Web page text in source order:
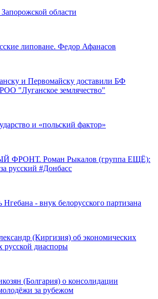
области
липоване. Федор Афанасов
и Первомайску доставили БФ
"Луганское землячество"
и «польский фактор»
ФРОНТ. Роман Рыкалов (группа ЕЩЁ):
русский #Донбасс
- внук белорусского партизана
(Киргизия) об экономических
русской диаспоры
(Болгария) о консолидации
за рубежом